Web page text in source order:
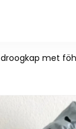
droogkap met